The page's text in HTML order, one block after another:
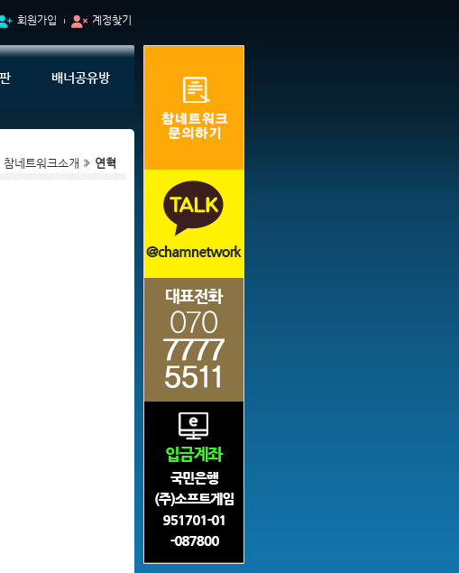
회원가입 계정찾기
배너공유방
참네트워크소개 연혁